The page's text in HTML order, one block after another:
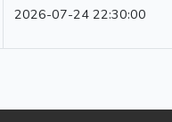
2026-07-24 22:30:00